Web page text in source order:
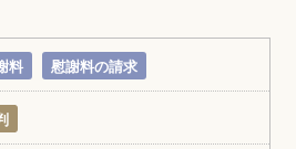
料 慰謝料の請求